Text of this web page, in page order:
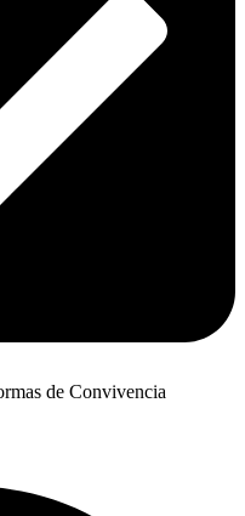
de Convivencia